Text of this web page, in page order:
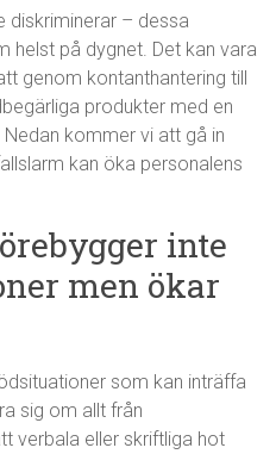
diskriminerar – dessa
helst på dygnet. Det kan vara
genom kontanthantering till
produkter med en
kommer vi att gå in
kan öka personalens
inte
men ökar
som kan inträffa
sig om allt från
verbala eller skriftliga hot